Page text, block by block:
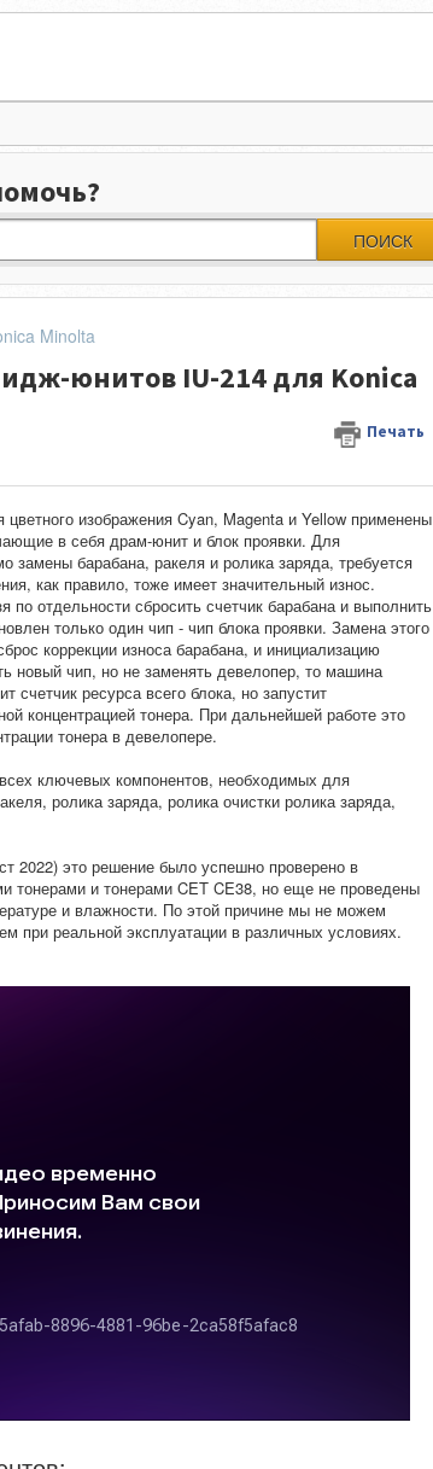
ПОИСК
Minolta
юнитов IU-214 для Konica
Печать
изображения Cyan, Magenta и Yellow применены
в себя драм-юнит и блок проявки. Для
замены барабана, ракеля и ролика заряда, требуется
как правило, тоже имеет значительный износ.
отдельности сбросить счетчик барабана и выполнить
только один чип - чип блока проявки. Замена этого
коррекции износа барабана, и инициализацию
новый чип, но не заменять девелопер, то машина
счетчик ресурса всего блока, но запустит
концентрацией тонера. При дальнейшей работе это
тонера в девелопере.
ключевых компонентов, необходимых для
ролика заряда, ролика очистки ролика заряда,
2022) это решение было успешно проверено в
тонерами и тонерами CET CE38, но еще не проведены
и влажности. По этой причине мы не можем
при реальной эксплуатации в различных условиях.